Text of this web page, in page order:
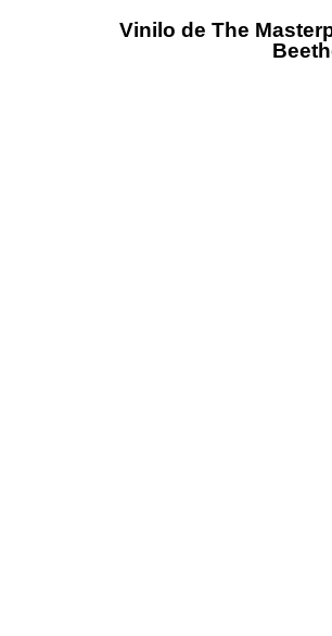
Vinilo de The